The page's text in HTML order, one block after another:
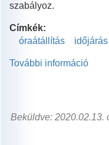
szabályoz.
Címkék:
óraátállítás
További információ
Beküldve: 2020.02.13.